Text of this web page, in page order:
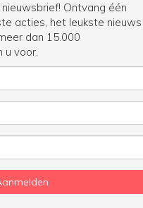
Ontvang één
acties, het leukste nieuws
dan 15.000
u voor.